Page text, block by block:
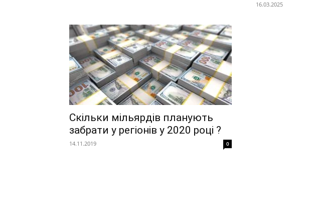
16.03.2025
Скільки мільярдів планують
забрати у регіонів у 2020 році ?
14.11.2019 0